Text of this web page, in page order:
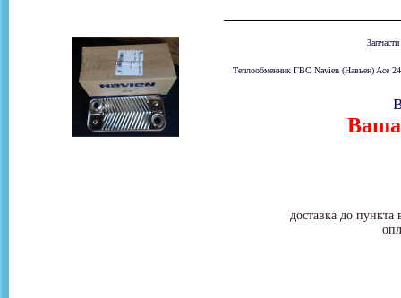
Запчасти
Теплообменник ГВС Navien (Навьен) Ace
Ваша
доставка до